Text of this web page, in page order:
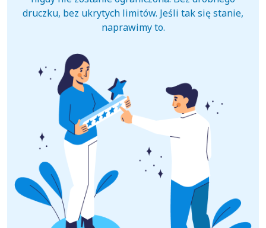
druczku, bez ukrytych limitów. Jeśli tak się stanie,
naprawimy to.